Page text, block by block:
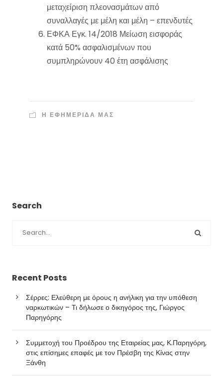
μεταχείριση πλεονασμάτων από
συναλλαγές με μέλη και μέλη – επενδυτές
ΕΦΚΑ Εγκ. 14/2018 Μείωση εισφοράς
κατά 50% ασφαλισμένων που
συμπληρώνουν 40 έτη ασφάλισης
Η ΕΦΗΜΕΡΙΔΑ ΜΑΣ
Search
Recent Posts
Σέρρες: Ελεύθερη με όρους η ανήλικη για την υπόθεση
ναρκωτικών – Τι δήλωσε ο δικηγόρος της, Γιώργος
Παρηγόρης
Συμμετοχή του Προέδρου της Εταιρείας μας, Κ.Παρηγόρη,
στις επίσημες επαφές με τον Πρέσβη της Κίνας στην
Ξάνθη